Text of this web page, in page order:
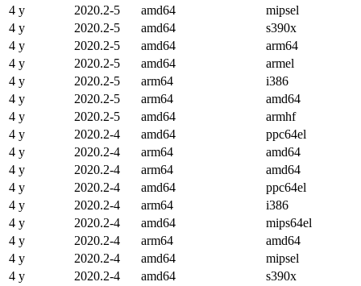
4 y
2020.2-5 amd64
mipsel
4 y
2020.2-5 amd64
s390x
4 y
2020.2-5 amd64
arm64
4 y
2020.2-5 amd64
armel
4 y
2020.2-5 arm64
i386
4 y
2020.2-5 arm64
amd64
4 y
2020.2-5 amd64
armhf
4 y
2020.2-4 amd64
ppc64el
4 y
2020.2-4 arm64
amd64
4 y
2020.2-4 arm64
amd64
4 y
2020.2-4 amd64
ppc64el
4 y
2020.2-4 arm64
i386
4 y
2020.2-4 amd64
mips64el
4 y
2020.2-4 arm64
amd64
4 y
2020.2-4 amd64
mipsel
4 y
2020.2-4 amd64
s390x